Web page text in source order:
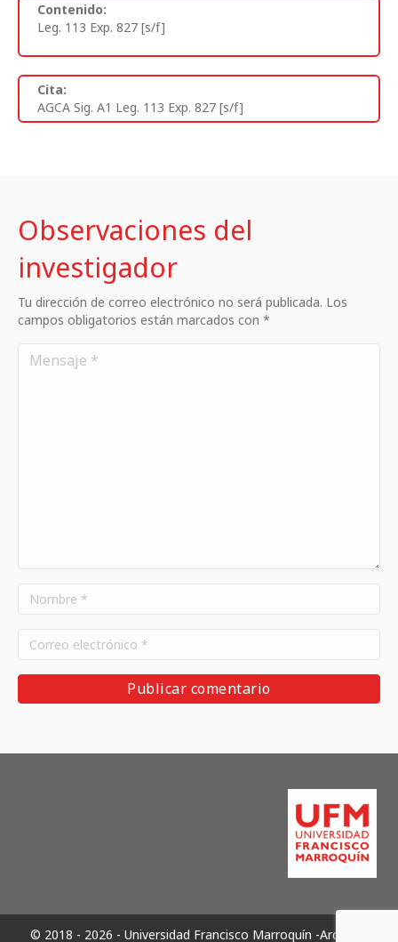
Contenido:
Leg. 113 Exp. 827 [s/f]
Cita:
AGCA Sig. A1 Leg. 113 Exp. 827 [s/f]
Observaciones del
investigador
Tu dirección de correo electrónico no será publicada. Los
campos obligatorios están marcados con *
© 2018 - 2026 - Universidad Francisco Marroquín -Archivos